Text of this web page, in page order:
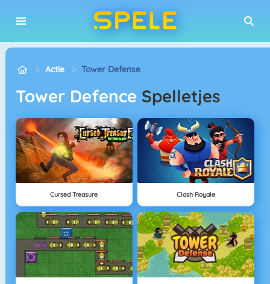
Actie Tower Defense
Tower Defence Spelletjes
Cursed Treasure Clash Royale